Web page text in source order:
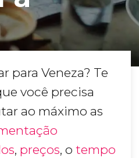
para Veneza? Te
você precisa
ao máximo as
, preços, o tempo